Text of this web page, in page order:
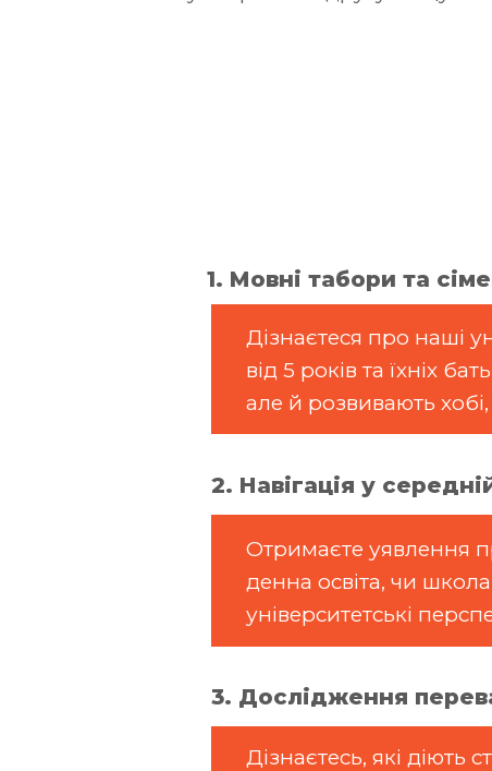
3. Дослідження
2. Навігація у
1. Мовні табори та
Дізнаєтеся про наші
від 5 років та їхніх
але й розвивають
Отримаєте уявлення
денна освіта, чи
університетські
Дізнаєтесь, які діють